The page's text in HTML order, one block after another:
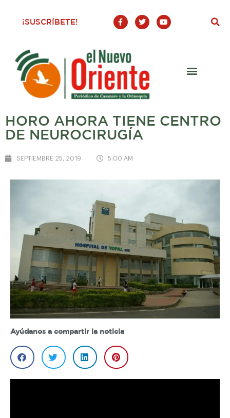
¡SUSCRÍBETE!
F
a
c
o
o
-
T
w
i
Y
o
u
HORO AHORA TIENE CENTRO
DE NEUROCIRUGÍA
SEPTIEMBRE 25, 2019 5:00 AM
Ayúdanos a compartir la noticia